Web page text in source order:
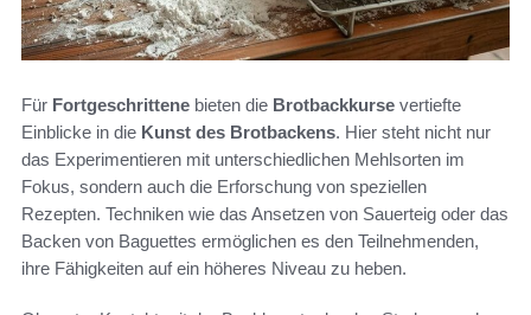
Für Fortgeschrittene bieten die Brotbackkurse vertiefte
Einblicke in die Kunst des Brotbackens. Hier steht nicht nur
das Experimentieren mit unterschiedlichen Mehlsorten im
Fokus, sondern auch die Erforschung von speziellen
Rezepten. Techniken wie das Ansetzen von Sauerteig oder das
Backen von Baguettes ermöglichen es den Teilnehmenden,
ihre Fähigkeiten auf ein höheres Niveau zu heben.